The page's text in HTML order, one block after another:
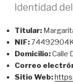
Identidad
Titular:
NIF:
Domicilio:Calle
Correo
Sitio Web: